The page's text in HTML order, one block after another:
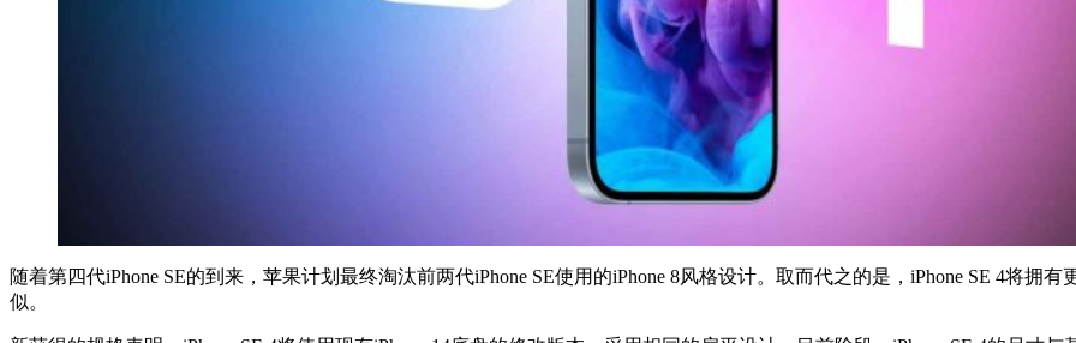
随着第四代‌iPhone SE‌的到来，苹果计划最终淘汰前两代‌iPhone SE‌使用的iPhone 8风格设计。取而代之的是，‌iPhone SE‌ 4将拥
似。